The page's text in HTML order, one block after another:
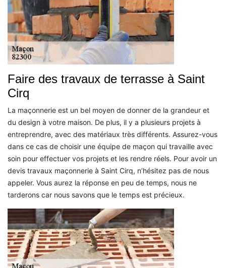
Faire des travaux de terrasse à Saint
Cirq
La maçonnerie est un bel moyen de donner de la grandeur et
du design à votre maison. De plus, il y a plusieurs projets à
entreprendre, avec des matériaux très différents. Assurez-vous
dans ce cas de choisir une équipe de maçon qui travaille avec
soin pour effectuer vos projets et les rendre réels. Pour avoir un
devis travaux maçonnerie à Saint Cirq, n’hésitez pas de nous
appeler. Vous aurez la réponse en peu de temps, nous ne
tarderons car nous savons que le temps est précieux.